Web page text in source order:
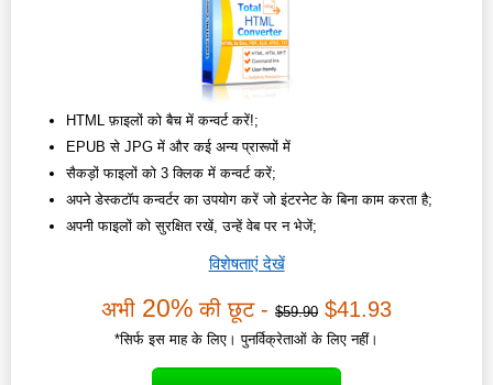
HTML फ़ाइलों को बैच में कन्वर्ट करें!;
EPUB से JPG में और कई अन्य प्रारूपों में
सैकड़ों फाइलों को 3 क्लिक में कन्वर्ट करें;
अपने डेस्कटॉप कन्वर्टर का उपयोग करें जो इंटरनेट के बिना काम करता है;
अपनी फाइलों को सुरक्षित रखें, उन्हें वेब पर न भेजें;
विशेषताएं देखें
अभी 20% की छूट - $59.90 $41.93
*सिर्फ इस माह के लिए। पुनर्विक्रेताओं के लिए नहीं।